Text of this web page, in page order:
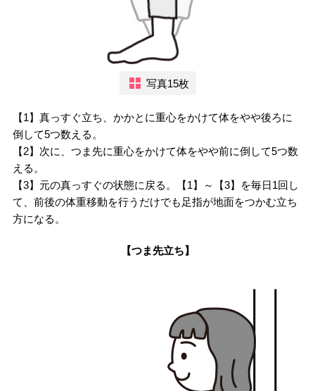
写真15枚
【1】真っすぐ立ち、かかとに重心をかけて体をやや後ろに
倒して5つ数える。
【2】次に、つま先に重心をかけて体をやや前に倒して5つ数
える。
【3】元の真っすぐの状態に戻る。【1】～【3】を毎日1回し
て、前後の体重移動を行うだけでも足指が地面をつかむ立ち
方になる。
【つま先立ち】